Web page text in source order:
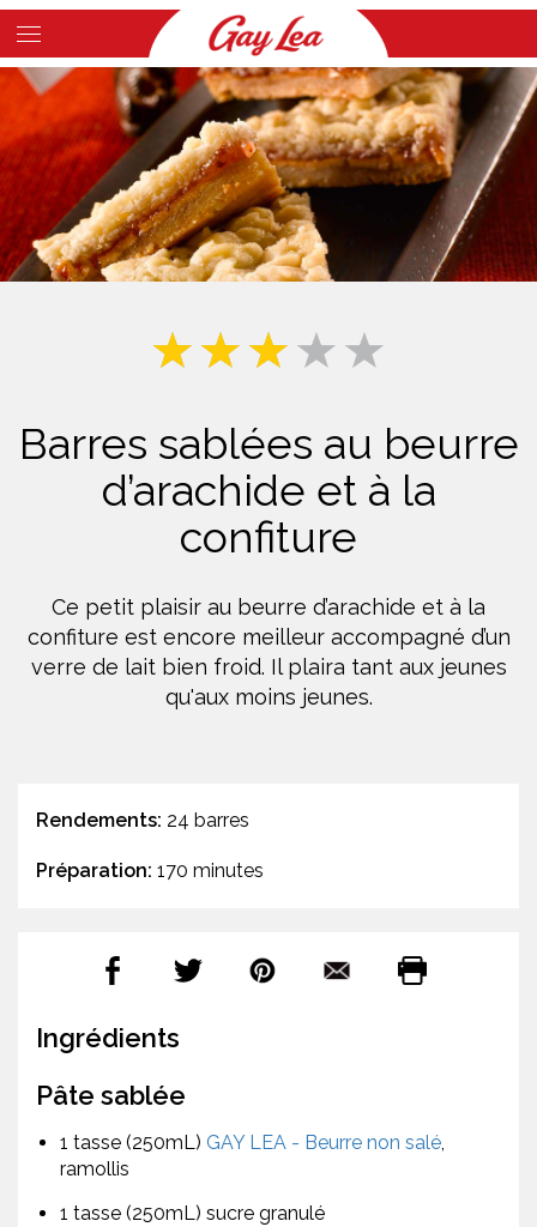
Skip
to
main
content
Main
Content
Barres sablées au beurre
d’arachide et à la
confiture
Ce petit plaisir au beurre d’arachide et à la
confiture est encore meilleur accompagné d’un
verre de lait bien froid. Il plaira tant aux jeunes
qu'aux moins jeunes.
Rendements: 24 barres
Préparation: 170 minutes
Ingrédients
Pâte sablée
1 tasse (250mL) GAY LEA - Beurre non salé,
ramollis
1 tasse (250mL) sucre granulé